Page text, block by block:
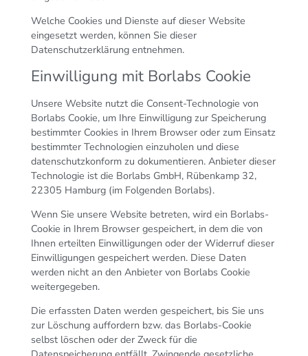
Welche Cookies und Dienste auf dieser Website
eingesetzt werden, können Sie dieser
Datenschutzerklärung entnehmen.
Einwilligung mit Borlabs Cookie
Unsere Website nutzt die Consent-Technologie von
Borlabs Cookie, um Ihre Einwilligung zur Speicherung
bestimmter Cookies in Ihrem Browser oder zum Einsatz
bestimmter Technologien einzuholen und diese
datenschutzkonform zu dokumentieren. Anbieter dieser
Technologie ist die Borlabs GmbH, Rübenkamp 32,
22305 Hamburg (im Folgenden Borlabs).
Wenn Sie unsere Website betreten, wird ein Borlabs-
Cookie in Ihrem Browser gespeichert, in dem die von
Ihnen erteilten Einwilligungen oder der Widerruf dieser
Einwilligungen gespeichert werden. Diese Daten
werden nicht an den Anbieter von Borlabs Cookie
weitergegeben.
Die erfassten Daten werden gespeichert, bis Sie uns
zur Löschung auffordern bzw. das Borlabs-Cookie
selbst löschen oder der Zweck für die